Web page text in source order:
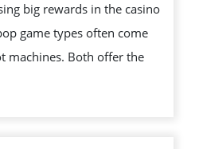
VS.
big rewards in the casino
game types often come
machines. Both offer the